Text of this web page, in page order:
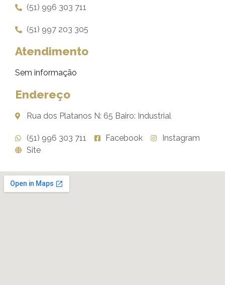
(51) 996 303 711
(51) 997 203 305
Atendimento
Sem informação
Endereço
Rua dos Platanos N: 65 Bairo: Industrial
(51) 996 303 711 Facebook
Instagram
Site